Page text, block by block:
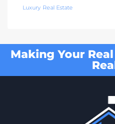
Luxury Real Estate
Making Your